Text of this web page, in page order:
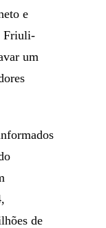
e
Friuli-
um
de